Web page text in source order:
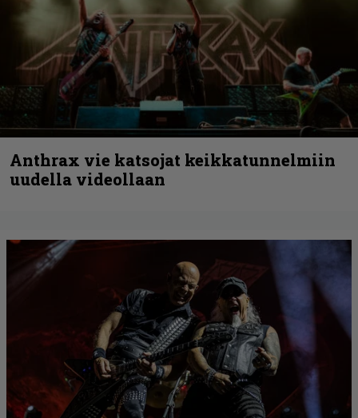
Anthrax vie katsojat keikkatunnelmiin
uudella videollaan